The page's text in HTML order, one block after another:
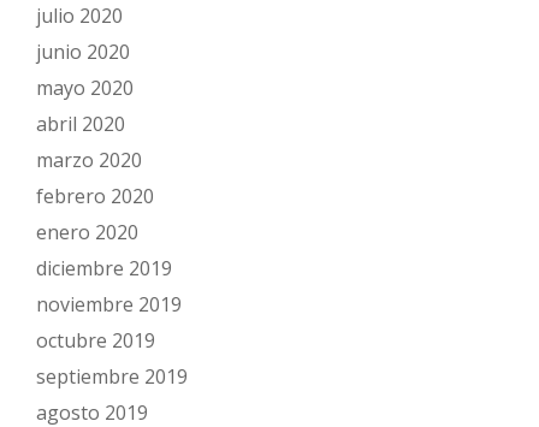
julio 2020
junio 2020
mayo 2020
abril 2020
marzo 2020
febrero 2020
enero 2020
diciembre 2019
noviembre 2019
octubre 2019
septiembre 2019
agosto 2019